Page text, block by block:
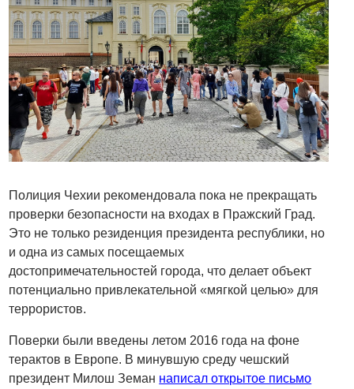
Полиция Чехии рекомендовала пока не прекращать
проверки безопасности на входах в Пражский Град.
Это не только резиденция президента республики, но
и одна из самых посещаемых
достопримечательностей города, что делает объект
потенциально привлекательной «мягкой целью» для
террористов.
Поверки были введены летом 2016 года на фоне
терактов в Европе. В минувшую среду чешский
президент Милош Земан написал открытое письмо